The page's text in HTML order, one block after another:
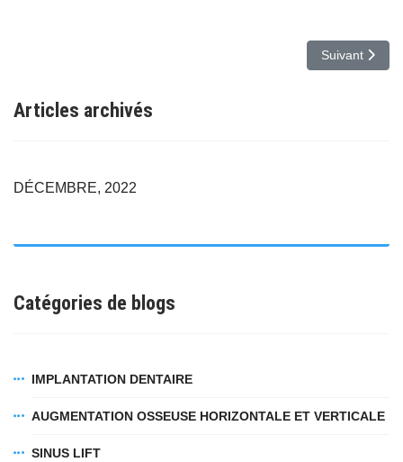
Article
Suivant
Articles archivés
DÉCEMBRE, 2022
Catégories de blogs
IMPLANTATION DENTAIRE
AUGMENTATION OSSEUSE HORIZONTALE ET VERTICALE
SINUS LIFT